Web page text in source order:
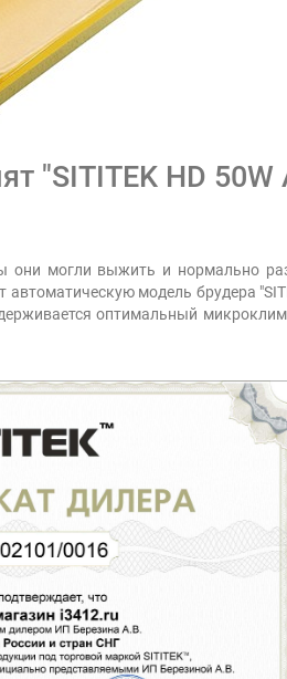
"SITITEK HD
могли выжить и нормально
модель брудера
оптимальный